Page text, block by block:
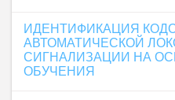
ИДЕНТИФИКАЦИЯ
АВТОМАТИЧЕСКОЙ
СИГНАЛИЗАЦИИ НА
ОБУЧЕНИЯ